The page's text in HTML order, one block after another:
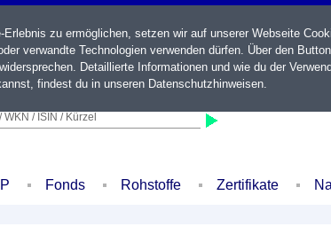
WKN / ISIN / Kürzel
Fonds Rohstoffe Zertifikate
zu ermöglichen, setzen wir auf unserer Webseite
verwandte Technologien verwenden dürfen. Über den
Detaillierte Informationen und wie du der
findest du in unseren Datenschutzhinweisen.